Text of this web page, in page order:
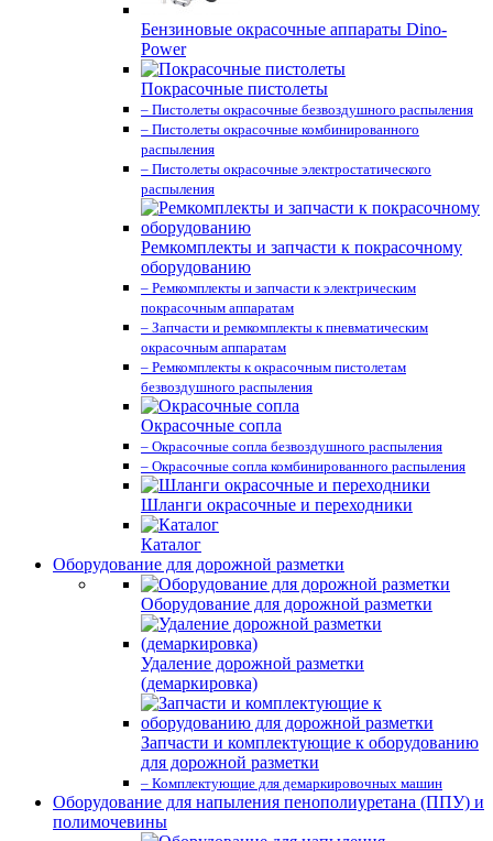
Бензиновые окрасочные аппараты Dino-
Power
Покрасочные пистолеты
– Пистолеты окрасочные безвоздушного распыления
– Пистолеты окрасочные комбинированного
распыления
– Пистолеты окрасочные электростатического
распыления
Ремкомплекты и запчасти к покрасочному
оборудованию
– Ремкомплекты и запчасти к электрическим
покрасочным аппаратам
– Запчасти и ремкомплекты к пневматическим
окрасочным аппаратам
– Ремкомплекты к окрасочным пистолетам
безвоздушного распыления
Окрасочные сопла
– Окрасочные сопла безвоздушного распыления
– Окрасочные сопла комбинированного распыления
Шланги окрасочные и переходники
Каталог
Оборудование для дорожной разметки
Оборудование для дорожной разметки
Удаление дорожной разметки
(демаркировка)
Запчасти и комплектующие к оборудованию
для дорожной разметки
– Комплектующие для демаркировочных машин
Оборудование для напыления пенополиуретана (ППУ) и
полимочевины